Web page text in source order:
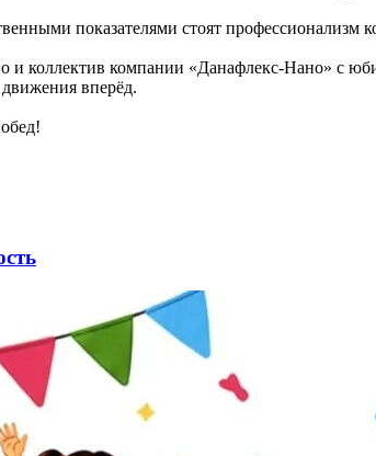
показателями стоят профессионализм
и коллектив компании «Данафлекс-Нано» с
вперёд.